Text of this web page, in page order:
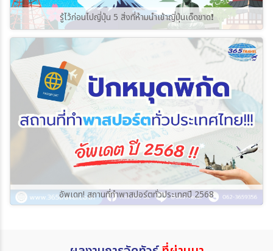
รู้ไว้ก่อนไปญี่ปุ่น 5 สิ่งที่ห้ามนำเข้าญี่ปุ่นเด็ดขาด❗️
อัพเดท! สถานที่ทำพาสปอร์ตทั่วประเทศปี 2568